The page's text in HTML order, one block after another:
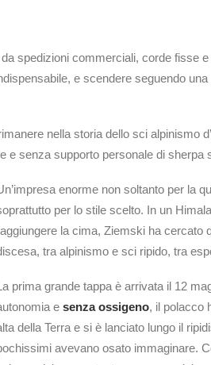
spedizioni commerciali, corde fisse
e scendere seguendo
nella storia dello sci alpinismo
e senza supporto personale di sherpa
enorme non soltanto per la
per lo stile scelto. In un
la cima, Ziemski ha cercato
tra alpinismo e sci ripido, tra
prima grande tappa è arrivata il 12
e senza ossigeno, il polacco
della Terra e si è lanciato lungo il
avevano osato immaginare.